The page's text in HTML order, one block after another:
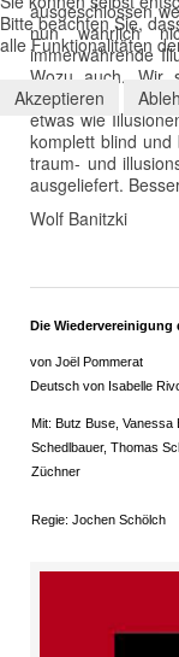
ausgeschlossen
nun wahrlich
immerwährende
Wozu auch. Wir
universalen
etwas wie
komplett blind
traum- und
ausgeliefert.
Wolf Banitzki
Die Wiedervereinigung
von Joël Pommerat
Deutsch von Isabelle
Mit: Butz Buse, Vanessa
Schedlbauer, Thomas
Züchner
Regie: Jochen Schölch
Bitte beachten Sie,
alle Funktionalitäten
Akzeptieren